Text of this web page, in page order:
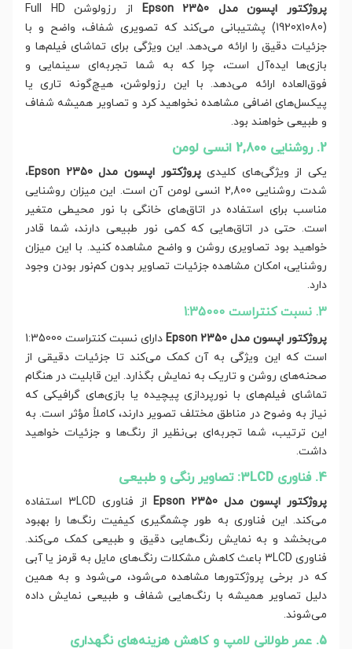
پروژکتور اپسون مدل Epson 2350
از رزولوشن Full HD
(1920x1080) پشتیبانی می‌کند که تصویری شفاف، واضح و با
جزئیات دقیق را ارائه می‌دهد. این ویژگی برای تماشای فیلم‌ها و
بازی‌ها ایده‌آل است، چرا که به شما تجربه‌ای سینمایی و
فوق‌العاده ارائه می‌دهد. با این رزولوشن، هیچ‌گونه تاری یا
پیکسل‌های اضافی مشاهده نخواهید کرد و تصاویر همیشه شفاف
و طبیعی خواهند بود.
2. روشنایی 2,800 انسی لومن
یکی از ویژگی‌های کلیدیپروژکتور اپسون مدل Epson 2350
،
شدت روشنایی 2,800 انسی لومن آن است. این میزان روشنایی
مناسب برای استفاده در اتاق‌های خانگی با نور محیطی متغیر
است. حتی در اتاق‌هایی که کمی نور طبیعی دارند، شما قادر
خواهید بود تصاویری روشن و واضح مشاهده کنید. با این میزان
روشنایی، امکان مشاهده جزئیات تصاویر بدون کم‌نور بودن وجود
دارد.
3. نسبت کنتراست 1:35000
پروژکتور اپسون مدل Epson 2350
دارای نسبت کنتراست 1:35000
است که این ویژگی به آن کمک می‌کند تا جزئیات دقیقی از
صحنه‌های روشن و تاریک به نمایش بگذارد. این قابلیت در هنگام
تماشای فیلم‌های با نورپردازی پیچیده یا بازی‌های گرافیکی که
نیاز به وضوح در مناطق مختلف تصویر دارند، کاملاً مؤثر است. به
این ترتیب، شما تجربه‌ای بی‌نظیر از رنگ‌ها و جزئیات خواهید
داشت.
4. فناوری 3LCD: تصاویر رنگی و طبیعی
پروژکتور اپسون مدل Epson 2350
از فناوری 3LCD استفاده
می‌کند. این فناوری به طور چشمگیری کیفیت رنگ‌ها را بهبود
می‌بخشد و به نمایش رنگ‌هایی دقیق و طبیعی کمک می‌کند.
فناوری 3LCD باعث کاهش مشکلات رنگ‌های مایل به قرمز یا آبی
که در برخی پروژکتورها مشاهده می‌شود، می‌شود و به همین
دلیل تصاویر همیشه با رنگ‌هایی شفاف و طبیعی نمایش داده
می‌شوند.
5. عمر طولانی لامپ و کاهش هزینه‌های نگهداری